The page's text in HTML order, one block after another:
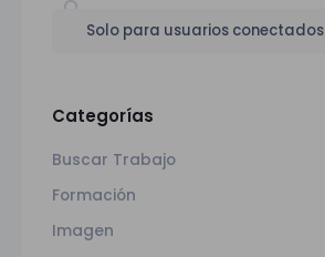
Solo para usuarios conectados
Categorías
Buscar Trabajo
Formación
Imagen